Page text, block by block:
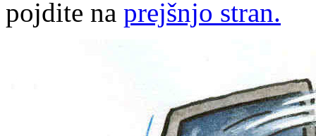
pojdite na prejšnjo stran.